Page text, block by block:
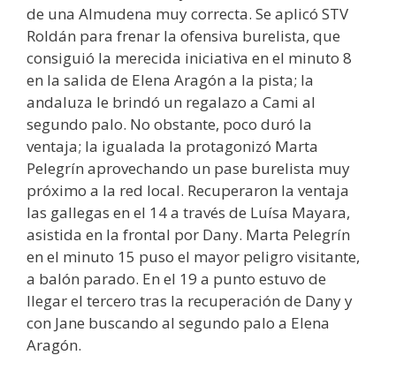
de una Almudena muy correcta. Se aplicó STV
Roldán para frenar la ofensiva burelista, que
consiguió la merecida iniciativa en el minuto 8
en la salida de Elena Aragón a la pista; la
andaluza le brindó un regalazo a Cami al
segundo palo. No obstante, poco duró la
ventaja; la igualada la protagonizó Marta
Pelegrín aprovechando un pase burelista muy
próximo a la red local. Recuperaron la ventaja
las gallegas en el 14 a través de Luísa Mayara,
asistida en la frontal por Dany. Marta Pelegrín
en el minuto 15 puso el mayor peligro visitante,
a balón parado. En el 19 a punto estuvo de
llegar el tercero tras la recuperación de Dany y
con Jane buscando al segundo palo a Elena
Aragón.